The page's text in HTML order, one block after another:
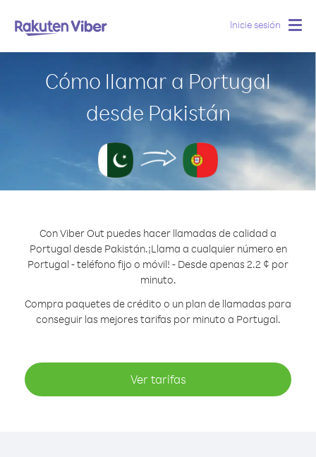
Inicie sesión
Cómo llamar a Portugal
desde Pakistán
Con Viber Out puedes hacer llamadas de calidad a
Portugal desde Pakistán.¡Llama a cualquier número en
Portugal - teléfono fijo o móvil! - Desde apenas 2.2 ¢ por
minuto.
Compra paquetes de crédito o un plan de llamadas para
conseguir las mejores tarifas por minuto a Portugal.
Ver tarifas